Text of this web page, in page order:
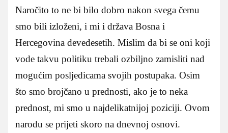
Naročito to ne bi bilo dobro nakon svega čemu
smo bili izloženi, i mi i država Bosna i
Hercegovina devedesetih. Mislim da bi se oni koji
vode takvu politiku trebali ozbiljno zamisliti nad
mogućim posljedicama svojih postupaka. Osim
što smo brojčano u prednosti, ako je to neka
prednost, mi smo u najdelikatnijoj poziciji. Ovom
narodu se prijeti skoro na dnevnoj osnovi.